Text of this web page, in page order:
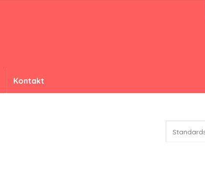
Kontakt